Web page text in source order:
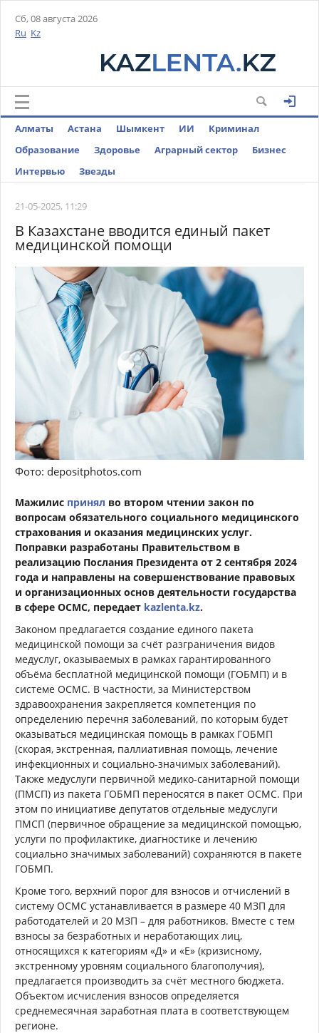
Сб, 08 августа 2026
Ru Kz
Алматы Астана Шымкент ИИ
Криминал
Образование
Здоровье Аграрный сектор
Бизнес
Интервью
Звезды
21-05-2025, 11:29
В Казахстане вводится единый пакет
медицинской помощи
Фото: depositphotos.com
Мажилис принял во втором чтении закон по
вопросам обязательного социального медицинского
страхования и оказания медицинских услуг.
Поправки разработаны Правительством в
реализацию Послания Президента от 2 сентября 2024
года и направлены на совершенствование правовых
и организационных основ деятельности государства
в сфере ОСМС, передает kazlenta.kz.
Законом предлагается создание единого пакета
медицинской помощи за счёт разграничения видов
медуслуг, оказываемых в рамках гарантированного
объёма бесплатной медицинской помощи (ГОБМП) и в
системе ОСМС. В частности, за Министерством
здравоохранения закрепляется компетенция по
определению перечня заболеваний, по которым будет
оказываться медицинская помощь в рамках ГОБМП
(скорая, экстренная, паллиативная помощь, лечение
инфекционных и социально-значимых заболеваний).
Также медуслуги первичной медико-санитарной помощи
(ПМСП) из пакета ГОБМП переносятся в пакет ОСМС. При
этом по инициативе депутатов отдельные медуслуги
ПМСП (первичное обращение за медицинской помощью,
услуги по профилактике, диагностике и лечению
социально значимых заболеваний) сохраняются в пакете
ГОБМП.
Кроме того, верхний порог для взносов и отчислений в
систему ОСМС устанавливается в размере 40 МЗП для
работодателей и 20 МЗП – для работников. Вместе с тем
взносы за безработных и неработающих лиц,
относящихся к категориям «Д» и «Е» (кризисному,
экстренному уровням социального благополучия),
предлагается производить за счёт местного бюджета.
Объектом исчисления взносов определяется
среднемесячная заработная плата в соответствующем
регионе.